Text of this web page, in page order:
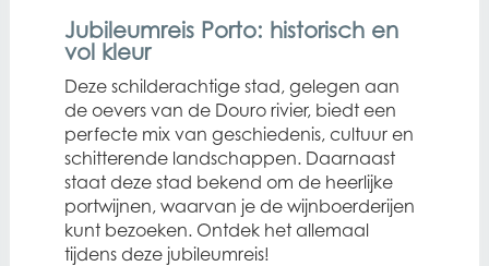
Jubileumreis Porto: historisch en
vol kleur
Deze schilderachtige stad, gelegen aan
de oevers van de Douro rivier, biedt een
perfecte mix van geschiedenis, cultuur en
schitterende landschappen. Daarnaast
staat deze stad bekend om de heerlijke
portwijnen, waarvan je de wijnboerderijen
kunt bezoeken. Ontdek het allemaal
tijdens deze jubileumreis!